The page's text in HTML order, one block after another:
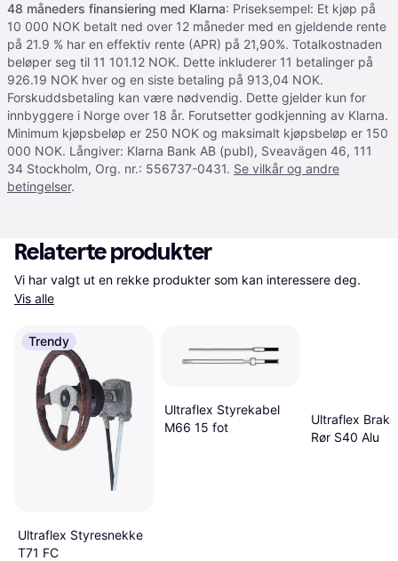
48 måneders finansiering med Klarna: Priseksempel: Et kjøp på
10 000 NOK betalt ned over 12 måneder med en gjeldende rente
på 21.9 % har en effektiv rente (APR) på 21,90%. Totalkostnaden
beløper seg til 11 101.12 NOK. Dette inkluderer 11 betalinger på
926.19 NOK hver og en siste betaling på 913,04 NOK.
Forskuddsbetaling kan være nødvendig. Dette gjelder kun for
innbyggere i Norge over 18 år. Forutsetter godkjenning av Klarna.
Minimum kjøpsbeløp er 250 NOK og maksimalt kjøpsbeløp er 150
000 NOK. Långiver: Klarna Bank AB (publ), Sveavägen 46, 111
34 Stockholm, Org. nr.: 556737-0431. Se vilkår og andre
betingelser.
Relaterte produkter
Vis alle
Trendy
Ultraflex Styresnekke
T71 FC
Ultraflex Styrekabel
M66 15 fot
Ultraflex
Rør S40 Alu